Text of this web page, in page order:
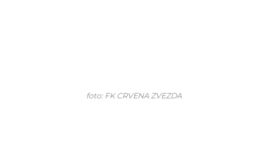
foto: FK CRVENA ZVEZDA